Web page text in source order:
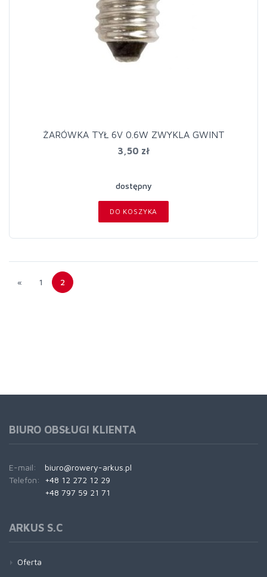
ŻARÓWKA TYŁ 6V 0.6W ZWYKLA GWINT
3,50 zł
dostępny
DO KOSZYKA
« 1 2
BIURO OBSŁUGI KLIENTA
E-mail:
biuro@rowery-arkus.pl
Telefon:
+48 12 272 12 29
+48 797 59 21 71
ARKUS S.C
Oferta